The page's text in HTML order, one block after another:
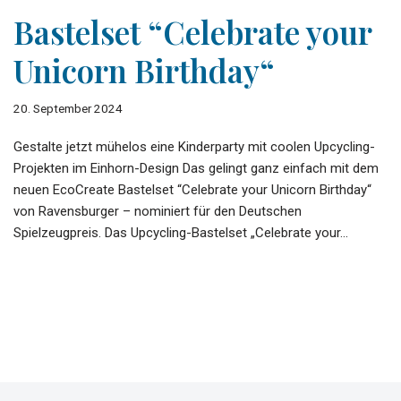
Bastelset “Celebrate your
Unicorn Birthday“
20. September 2024
Gestalte jetzt mühelos eine Kinderparty mit coolen Upcycling-
Projekten im Einhorn-Design Das gelingt ganz einfach mit dem
neuen EcoCreate Bastelset “Celebrate your Unicorn Birthday“
von Ravensburger – nominiert für den Deutschen
Spielzeugpreis. Das Upcycling-Bastelset „Celebrate your…